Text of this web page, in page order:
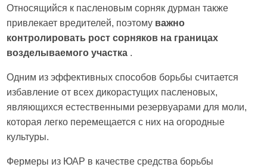
Относящийся к пасленовым сорняк дурман также
привлекает вредителей, поэтому важно
контролировать рост сорняков на границах
возделываемого участка .
Одним из эффективных способов борьбы считается
избавление от всех дикорастущих пасленовых,
являющихся естественными резервуарами для моли,
которая легко перемещается с них на огородные
культуры.
Фермеры из ЮАР в качестве средства борьбы